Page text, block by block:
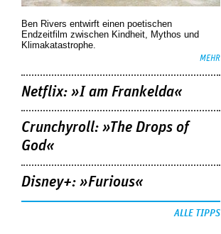
Ben Rivers entwirft einen poetischen
Endzeitfilm zwischen Kindheit, Mythos und
Klimakatastrophe.
MEHR
Netflix: »I am Frankelda«
Crunchyroll: »The Drops of
God«
Disney+: »Furious«
ALLE TIPPS